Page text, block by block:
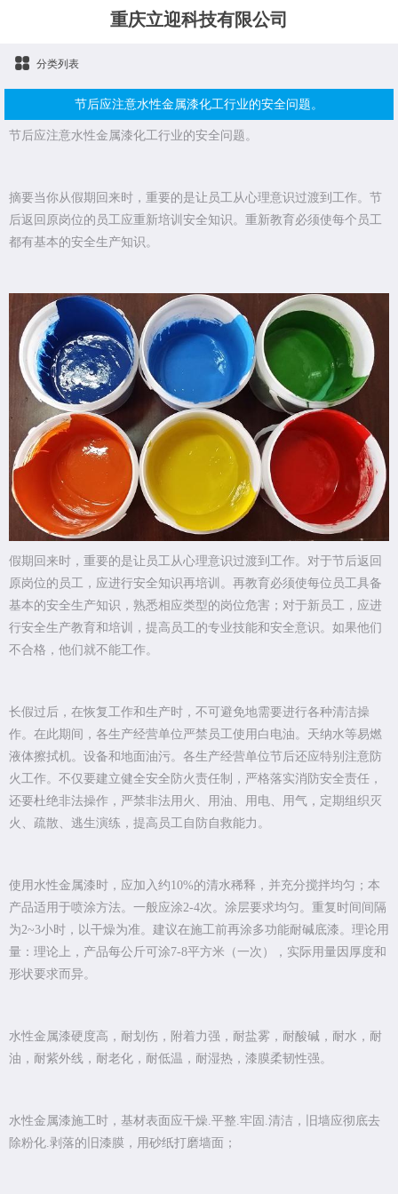
重庆立迎科技有限公司
分类列表
节后应注意水性金属漆化工行业的安全问题。
节后应注意水性金属漆化工行业的安全问题。
摘要当你从假期回来时，重要的是让员工从心理意识过渡到工作。节
后返回原岗位的员工应重新培训安全知识。重新教育必须使每个员工
都有基本的安全生产知识。
假期回来时，重要的是让员工从心理意识过渡到工作。对于节后返回
原岗位的员工，应进行安全知识再培训。再教育必须使每位员工具备
基本的安全生产知识，熟悉相应类型的岗位危害；对于新员工，应进
行安全生产教育和培训，提高员工的专业技能和安全意识。如果他们
不合格，他们就不能工作。
长假过后，在恢复工作和生产时，不可避免地需要进行各种清洁操
作。在此期间，各生产经营单位严禁员工使用白电油。天纳水等易燃
液体擦拭机。设备和地面油污。各生产经营单位节后还应特别注意防
火工作。不仅要建立健全安全防火责任制，严格落实消防安全责任，
还要杜绝非法操作，严禁非法用火、用油、用电、用气，定期组织灭
火、疏散、逃生演练，提高员工自防自救能力。
使用水性金属漆时，应加入约10%的清水稀释，并充分搅拌均匀；本
产品适用于喷涂方法。一般应涂2-4次。涂层要求均匀。重复时间间隔
为2~3小时，以干燥为准。建议在施工前再涂多功能耐碱底漆。理论用
量：理论上，产品每公斤可涂7-8平方米（一次），实际用量因厚度和
形状要求而异。
水性金属漆硬度高，耐划伤，附着力强，耐盐雾，耐酸碱，耐水，耐
油，耐紫外线，耐老化，耐低温，耐湿热，漆膜柔韧性强。
水性金属漆施工时，基材表面应干燥.平整.牢固.清洁，旧墙应彻底去
除粉化.剥落的旧漆膜，用砂纸打磨墙面；